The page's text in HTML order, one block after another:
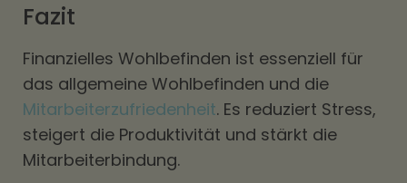
Fazit
Finanzielles Wohlbefinden ist essenziell für
das allgemeine Wohlbefinden und die
Mitarbeiterzufriedenheit. Es reduziert Stress,
steigert die Produktivität und stärkt die
Mitarbeiterbindung.